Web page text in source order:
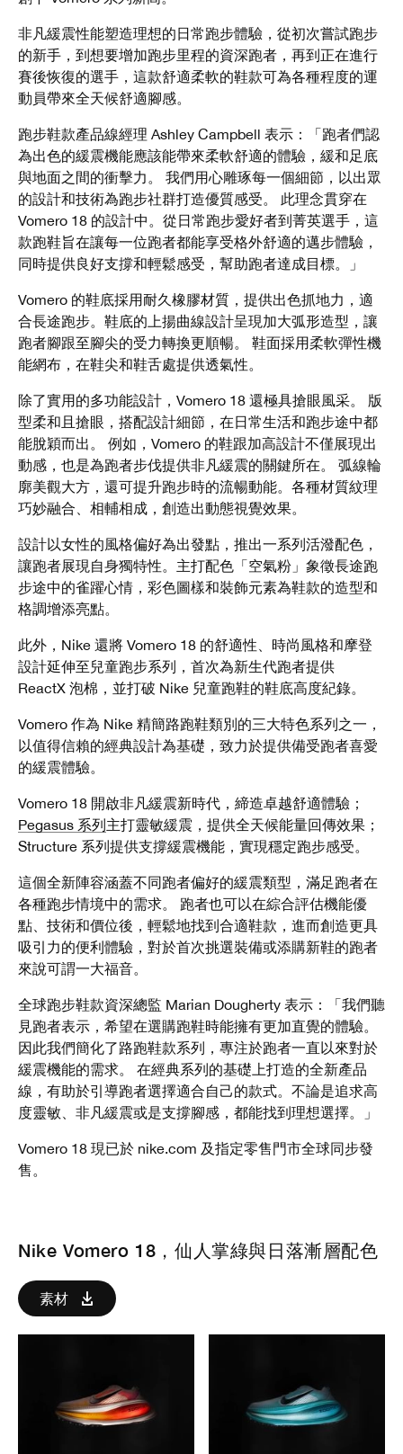
非凡緩震性能塑造理想的日常跑步體驗，從初次嘗試跑步
的新手，到想要增加跑步里程的資深跑者，再到正在進行
賽後恢復的選手，這款舒適柔軟的鞋款可為各種程度的運
動員帶來全天候舒適腳感。
跑步鞋款產品線經理 Ashley Campbell 表示：「跑者們認
為出色的緩震機能應該能帶來柔軟舒適的體驗，緩和足底
與地面之間的衝擊力。 我們用心雕琢每一個細節，以出眾
的設計和技術為跑步社群打造優質感受。 此理念貫穿在
Vomero 18 的設計中。從日常跑步愛好者到菁英選手，這
款跑鞋旨在讓每一位跑者都能享受格外舒適的邁步體驗，
同時提供良好支撐和輕鬆感受，幫助跑者達成目標。」
Vomero 的鞋底採用耐久橡膠材質，提供出色抓地力，適
合長途跑步。鞋底的上揚曲線設計呈現加大弧形造型，讓
跑者腳跟至腳尖的受力轉換更順暢。 鞋面採用柔軟彈性機
能網布，在鞋尖和鞋舌處提供透氣性。
除了實用的多功能設計，Vomero 18 還極具搶眼風采。 版
型柔和且搶眼，搭配設計細節，在日常生活和跑步途中都
能脫穎而出。 例如，Vomero 的鞋跟加高設計不僅展現出
動感，也是為跑者步伐提供非凡緩震的關鍵所在。 弧線輪
廓美觀大方，還可提升跑步時的流暢動能。各種材質紋理
巧妙融合、相輔相成，創造出動態視覺效果。
設計以女性的風格偏好為出發點，推出一系列活潑配色，
讓跑者展現自身獨特性。主打配色「空氣粉」象徵長途跑
步途中的雀躍心情，彩色圖樣和裝飾元素為鞋款的造型和
格調增添亮點。
此外，Nike 還將 Vomero 18 的舒適性、時尚風格和摩登
設計延伸至兒童跑步系列，首次為新生代跑者提供
ReactX 泡棉，並打破 Nike 兒童跑鞋的鞋底高度紀錄。
Vomero 作為 Nike 精簡路跑鞋類別的三大特色系列之一，
以值得信賴的經典設計為基礎，致力於提供備受跑者喜愛
的緩震體驗。
Vomero 18 開啟非凡緩震新時代，締造卓越舒適體驗；
Pegasus 系列主打靈敏緩震，提供全天候能量回傳效果；
Structure 系列提供支撐緩震機能，實現穩定跑步感受。
這個全新陣容涵蓋不同跑者偏好的緩震類型，滿足跑者在
各種跑步情境中的需求。 跑者也可以在綜合評估機能優
點、技術和價位後，輕鬆地找到合適鞋款，進而創造更具
吸引力的便利體驗，對於首次挑選裝備或添購新鞋的跑者
來說可謂一大福音。
全球跑步鞋款資深總監 Marian Dougherty 表示：「我們聽
見跑者表示，希望在選購跑鞋時能擁有更加直覺的體驗。
因此我們簡化了路跑鞋款系列，專注於跑者一直以來對於
緩震機能的需求。 在經典系列的基礎上打造的全新產品
線，有助於引導跑者選擇適合自己的款式。不論是追求高
度靈敏、非凡緩震或是支撐腳感，都能找到理想選擇。」
Vomero 18 現已於 nike.com 及指定零售門市全球同步發
售。
Nike Vomero 18，仙人掌綠與日落漸層配色
素材